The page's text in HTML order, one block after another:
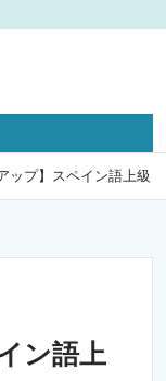
ップ】スペイン語上級
ン語上